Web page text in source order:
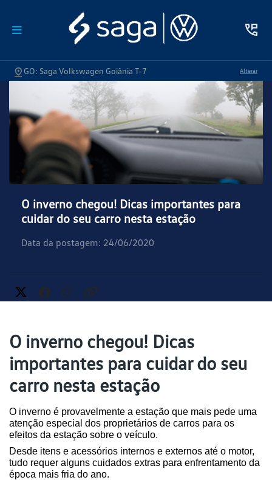
GO: Saga Volkswagen Goiânia T-7 Alterar
O inverno chegou! Dicas importantes para
cuidar do seu carro nesta estação
Data da postagem: 24/06/2020
O inverno chegou! Dicas
importantes para cuidar do seu
carro nesta estação
O inverno é provavelmente a estação que mais pede uma
atenção especial dos proprietários de carros para os
efeitos da estação sobre o veículo.
Desde itens e acessórios internos e externos até o motor,
tudo requer alguns cuidados extras para enfrentamento da
época mais fria do ano.